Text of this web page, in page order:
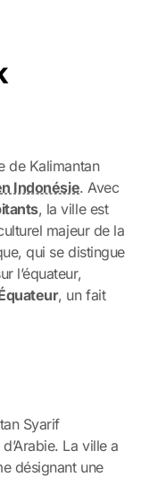
de Kalimantan
Indonésie. Avec
, la ville est
majeur de la
qui se distingue
l’équateur,
, un fait
Syarif
La ville a
désignant une